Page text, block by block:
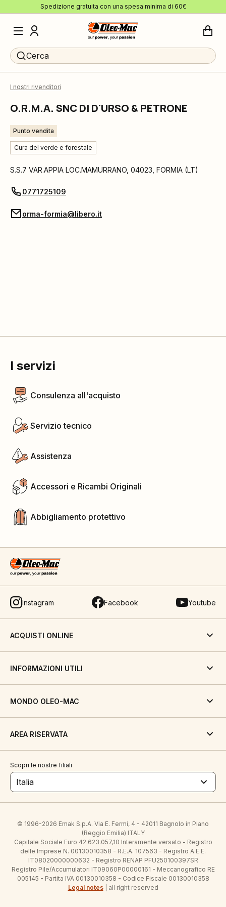
Spedizione gratuita con una spesa minima di 60€
Cerca
I nostri rivenditori
O.R.M.A. SNC DI D'URSO & PETRONE
Punto vendita
Cura del verde e forestale
S.S.7 VAR.APPIA LOC.MAMURRANO 04023 FORMIA (LT)
0771725109
orma-formia@libero.it
I servizi
Consulenza all'acquisto
Servizio tecnico
Assistenza
Accessori e Ricambi Originali
Abbigliamento protettivo
Instagram Facebook Youtube
ACQUISTI ONLINE
INFORMAZIONI UTILI
MONDO OLEO-MAC
AREA RISERVATA
Scopri le nostre filiali
Italia
© 1996-2026 Emak S.p.A. Via E. Fermi, 4 - 42011 Bagnolo in Piano
(Reggio Emilia) ITALY
Capitale Sociale Euro 42.623.057,10 Interamente versato - Registro
delle Imprese N. 00130010358 - R.E.A. 107563 - Registro A.E.E.
IT08020000000632 - Registro RENAP PFU250100397SR
Registro Pile/Accumulatori IT09060P00000161 - Meccanografico RE
005145 - Partita IVA 00130010358 - Codice Fiscale 00130010358
Legal notes| all right reserved